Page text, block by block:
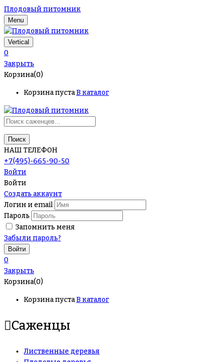
Плодовый питомник
Menu
Vertical
0
Закрыть
Корзина(0)
Корзина пустаВ каталог
Поиск
НАШ ТЕЛЕФОН
+7(495)-665-90-50
Войти
Войти
Создать аккаунт
Логин и email
Пароль
Запомнить меня
Забыли пароль?
0
Закрыть
Корзина(0)
Корзина пустаВ каталог
Саженцы
Лиственные деревья